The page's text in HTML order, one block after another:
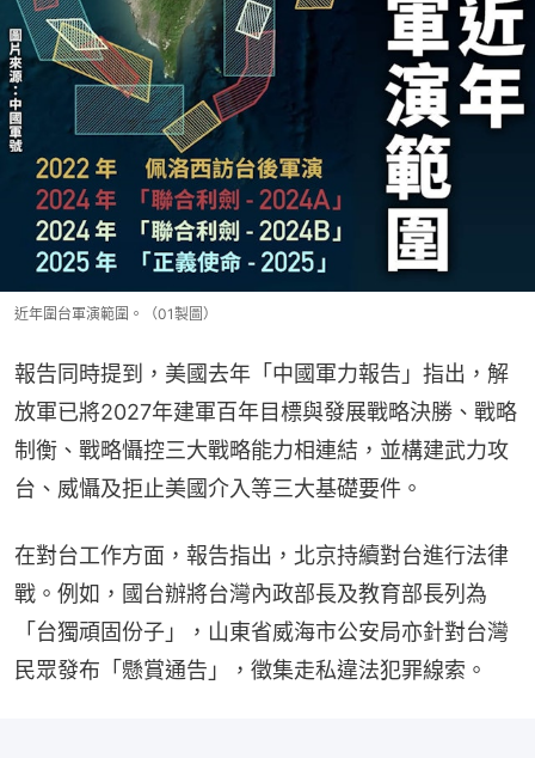
近年圍台軍演範圍。（01製圖）
報告同時提到，美國去年「中國軍力報告」指出，解
放軍已將2027年建軍百年目標與發展戰略決勝、戰略
制衡、戰略懾控三大戰略能力相連結，並構建武力攻
台、威懾及拒止美國介入等三大基礎要件。
在對台工作方面，報告指出，北京持續對台進行法律
戰。例如，國台辦將台灣內政部長及教育部長列為
「台獨頑固份子」，山東省威海市公安局亦針對台灣
民眾發布「懸賞通告」，徵集走私違法犯罪線索。